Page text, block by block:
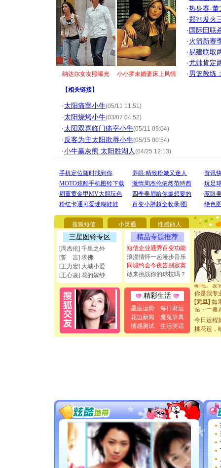
纳达尔女友照曝光 小小罗未婚妻床上风情
·热身赛-董
·郑智发火
·国际田联
·火箭新赛
·易建联取
·尤帅肯定
·男篮教练
【相关链接】
·太阳痛宰小牛(05/11 11:51)
·太阳烧烤小牛(03/07 04:52)
·太阳双喜临门痛宰小牛(05/11 09:04)
· 反客为主太阳欺辱小牛(05/15 00:54)
·小牛赢灰熊 太阳胜湖人 (04/25 12:13)
搜狐短信 小灵通 性感丽人
三星图铃专区
[周杰伦] 千里之外
[誓 言] 求佛
[王力宏] 大城小爱
[王心凌] 花的嫁纱
精品专题推荐
短信企业通秀百变功能
浪漫情怀一起漫步音乐
同城约会今夜告别寂寞
敢来挑战你的球技吗？
精彩生活
星座运势
每日财运
花边新闻
魔鬼辞典
情感测试
生活笑话
[圣诞节]
你太多，
要平安
[圣诞节]
能正大光
都要快乐
[圣诞节]
如意,快
[元旦]看
断电。爱
你是我专
[元旦] 如
起；二是
离。水
[元旦]当
泣，这痛
[圣诞节]
你太多，
要平安
[圣诞节]
能正大
都要快乐
[圣诞节]
如意,快
[元旦]
看
今日运程
桃花运，